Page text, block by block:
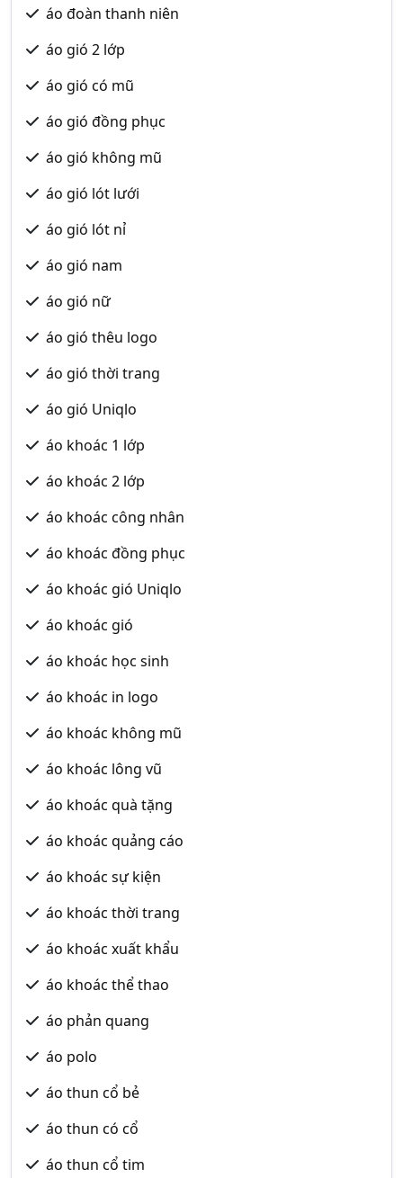
áo đoàn thanh niên
áo gió 2 lớp
áo gió có mũ
áo gió đồng phục
áo gió không mũ
áo gió lót lưới
áo gió lót nỉ
áo gió nam
áo gió nữ
áo gió thêu logo
áo gió thời trang
áo gió Uniqlo
áo khoác 1 lớp
áo khoác 2 lớp
áo khoác công nhân
áo khoác đồng phục
áo khoác gió Uniqlo
áo khoác gió
áo khoác học sinh
áo khoác in logo
áo khoác không mũ
áo khoác lông vũ
áo khoác quà tặng
áo khoác quảng cáo
áo khoác sự kiện
áo khoác thời trang
áo khoác xuất khẩu
áo khoác thể thao
áo phản quang
áo polo
áo thun cổ bẻ
áo thun có cổ
áo thun cổ tim